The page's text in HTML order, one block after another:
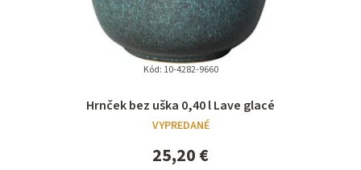
Hrnček bez uška 0,40 l Lave glacé
VYPREDANÉ
25,20 €
Kód: 10-4282-9660